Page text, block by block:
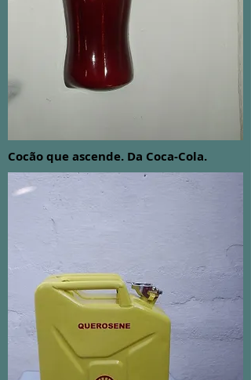
Cocão que ascende. Da Coca-Cola.